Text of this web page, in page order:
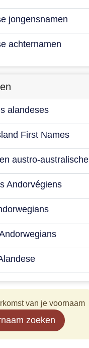
jongensnamen
achternamen
alandeses
First Names
austro-australische
Andorvégiens
van je voornaam
zoeken